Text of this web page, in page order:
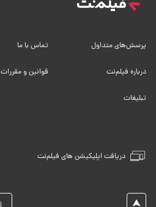
دریافت اپلیکیشن های فیلم‌نت
پرسش‌های متداول تماس با ما
درباره فیلم‌نت قوانین و مقررات
تبلیغات